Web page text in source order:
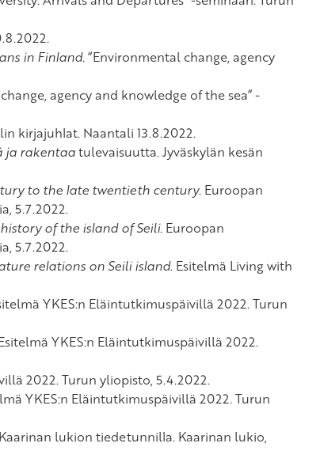
in Finland. “Environmental change, agency
agency and knowledge of the sea” -
kirjajuhlat. Naantali 13.8.2022.
ja rakentaatulevaisuutta. Jyväskylän kesän
to the late twentieth century. Euroopan
5.7.2022.
of the island of Seili. Euroopan
5.7.2022.
relations on Seili island. Esitelmä Living with
YKES:n Eläintutkimuspäivillä 2022. Turun
YKES:n Eläintutkimuspäivillä 2022.
2022. Turun yliopisto, 5.4.2022.
YKES:n Eläintutkimuspäivillä 2022. Turun
lukion tiedetunnilla. Kaarinan lukio,